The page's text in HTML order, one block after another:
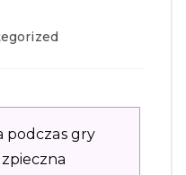
podczas gry